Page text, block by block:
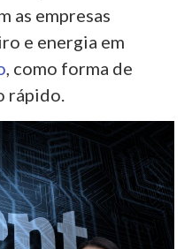
as empresas
e energia em
, como forma de
rápido.